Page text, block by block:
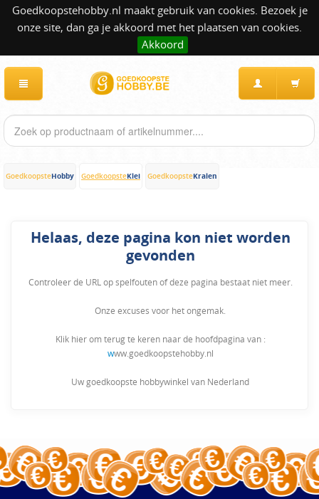
Goedkoopstehobby.nl maakt gebruik van cookies. Bezoek je
onze site, dan ga je akkoord met het plaatsen van cookies.
Akkoord
GoedkoopsteHobby GoedkoopsteKlei GoedkoopsteKralen
Helaas, deze pagina kon niet worden
gevonden
Controleer de URL op spelfouten of deze pagina bestaat niet meer.
Onze excuses voor het ongemak.
Klik hier om terug te keren naar de hoofdpagina van :
www.goedkoopstehobby.nl
Uw goedkoopste hobbywinkel van Nederland